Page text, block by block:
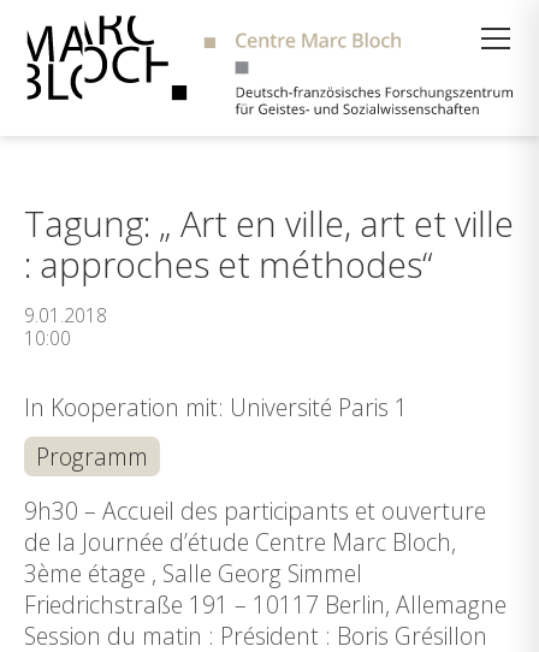
Tagung: „ Art en ville, art et ville
: approches et méthodes“
9.01.2018
10:00
In Kooperation mit: Université Paris 1
Programm
9h30 – Accueil des participants et ouverture
de la Journée d’étude Centre Marc Bloch,
3ème étage , Salle Georg Simmel
Friedrichstraße 191 – 10117 Berlin, Allemagne
Session du matin : Président : Boris Grésillon